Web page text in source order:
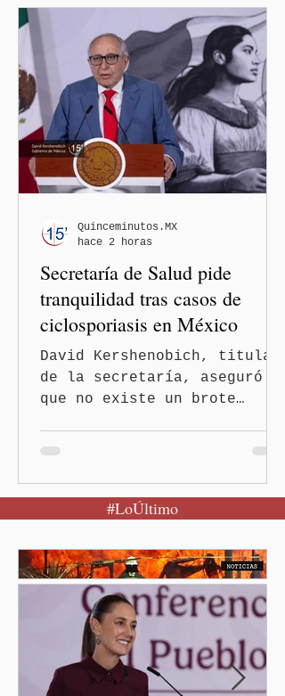
de la presencia digital de
los solicitantes, mientras
Washington busca cerrar el
paso al llamado “turismo de
nacimiento” y reforzar los
controles migratorios.
Secretaría de Salud pide
tranquilidad tras casos de
ciclosporiasis en México
David Kershenobich, titular
de la secretaría, aseguró
que no existe un brote
secretario de Salud
federal, David Kershenobich
exista un brote activo de
ciclosporiasis en México,
luego del incremento de
casos registrado en Estados
Unidos. Durante la
conferencia matutina en
Palacio Nacional, el
Quinceminutos.MX
hace 2 horas
#LoÚltimo